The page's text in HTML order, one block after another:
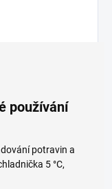
používání
potravin a
5 °C,